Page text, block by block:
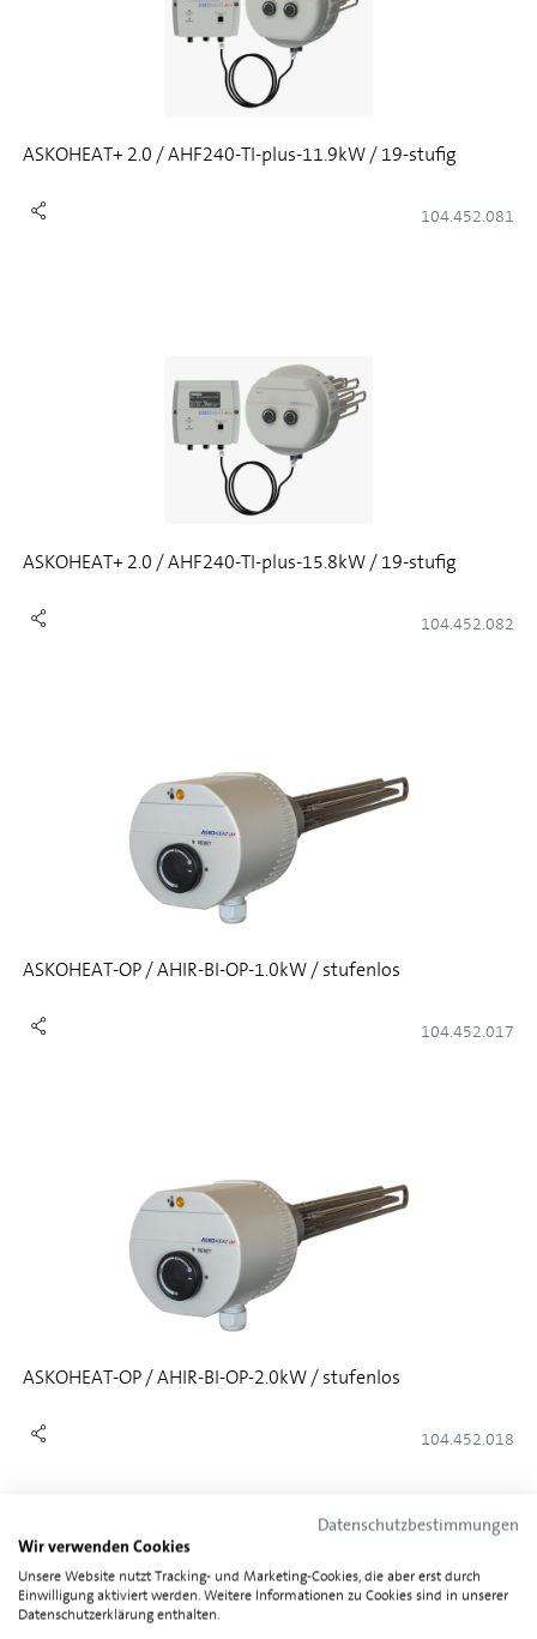
ASKOHEAT+ 2.0 / AHF240-TI-plus-11.9kW / 19-stufig
104.452.081
ASKOHEAT+ 2.0 / AHF240-TI-plus-15.8kW / 19-stufig
104.452.082
ASKOHEAT-OP / AHIR-BI-OP-1.0kW / stufenlos
104.452.017
ASKOHEAT-OP / AHIR-BI-OP-2.0kW / stufenlos
104.452.018
Datenschutzbestimmungen
Wir verwenden Cookies
Unsere Website nutzt Tracking- und Marketing-Cookies, die aber erst durch
Einwilligung aktiviert werden. Weitere Informationen zu Cookies sind in unserer
Datenschutzerklärung enthalten.